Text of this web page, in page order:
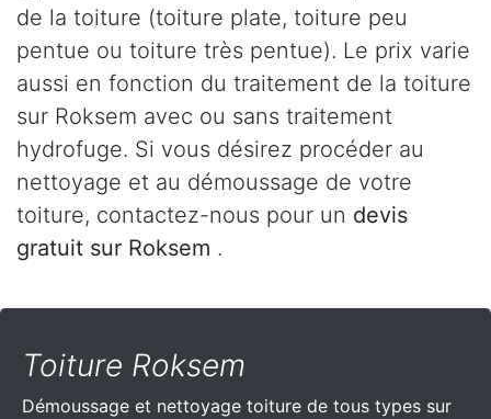
de la toiture (toiture plate, toiture peu
pentue ou toiture très pentue). Le prix varie
aussi en fonction du traitement de la toiture
sur Roksem avec ou sans traitement
hydrofuge. Si vous désirez procéder au
nettoyage et au démoussage de votre
toiture, contactez-nous pour un devis
gratuit sur Roksem .
Toiture Roksem
Démoussage et nettoyage toiture de tous types sur